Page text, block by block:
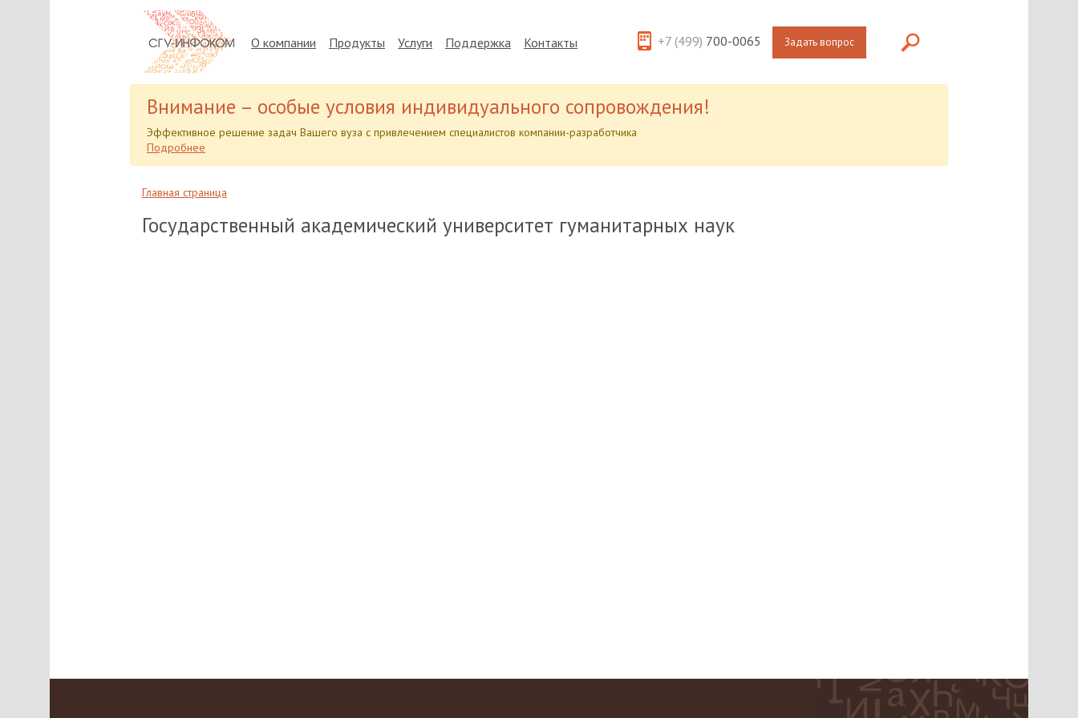
О компании Продукты Услуги Поддержка Контакты +7 (499) 700-0065 Задать вопрос
Внимание – особые условия индивидуального сопровождения!
Эффективное решение задач Вашего вуза с привлечением специалистов компании-разработчика
Подробнее
Главная страница
Государственный академический университет гуманитарных наук